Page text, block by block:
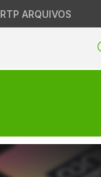
RTP ARQUIVOS